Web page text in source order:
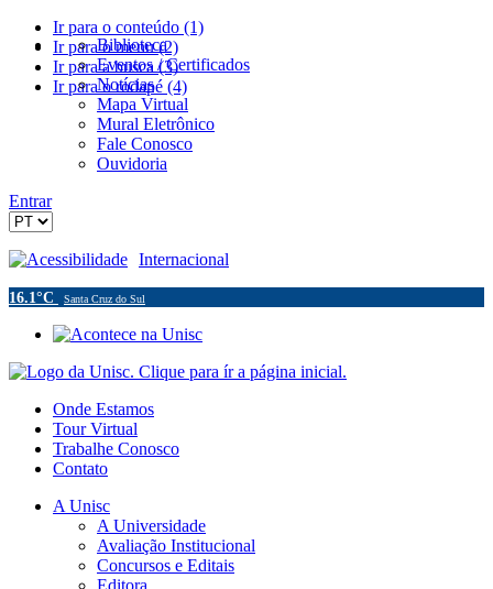
Ir para o conteúdo (1)
Ir para o menu (2)
Ir para a busca (3)
Ir para o rodapé (4)
Biblioteca
Eventos / Certificados
Notícias
Mapa Virtual
Mural Eletrônico
Fale Conosco
Ouvidoria
Entrar
Acessibilidade Internacional
16.1°C Santa Cruz do Sul
Onde Estamos
Tour Virtual
Trabalhe Conosco
Contato
A Unisc
A Universidade
Avaliação Institucional
Concursos e Editais
Editora